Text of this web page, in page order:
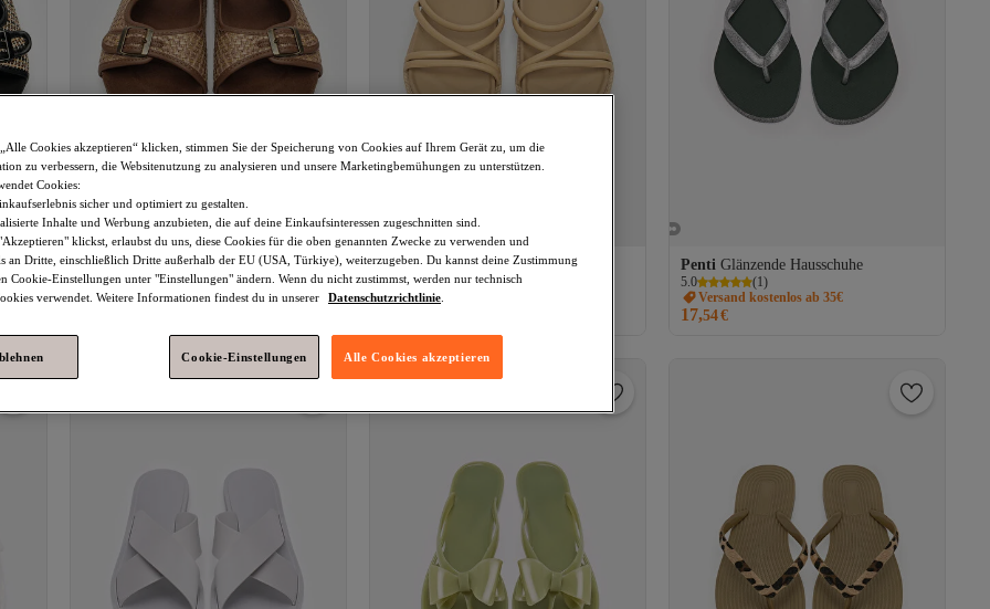
Penti Pia braune Hausschuhe
3.6 (12)
Tiefstpreis (14 Tage)
Versand kostenlos ab 35€
Penti Gestreifte Hausschuhe
2.9 (10)
Versand kostenlos ab 35€
Penti Glänzende Hausschuhe
5.0 (1)
Versand kostenlos ab 35€
17,54€
Cookies akzeptieren“ klicken, stimmen Sie der Speicherung von Cookies auf Ihrem Gerät zu, um die
zu verbessern, die Websitenutzung zu analysieren und unsere Marketingbemühungen zu unterstützen.
Cookies:
sicher und optimiert zu gestalten.
Inhalte und Werbung anzubieten, die auf deine Einkaufsinteressen zugeschnitten sind.
klickst, erlaubst du uns, diese Cookies für die oben genannten Zwecke zu verwenden und
an Dritte, einschließlich Dritte außerhalb der EU (USA, Türkiye), weiterzugeben. Du kannst deine Zustimmung
Cookie-Einstellungen unter "Einstellungen" ändern. Wenn du nicht zustimmst, werden nur technisch
verwendet. Weitere Informationen findest du in unserer
Datenschutzrichtlinie
Cookie-Einstellungen Alle Cookies akzeptieren